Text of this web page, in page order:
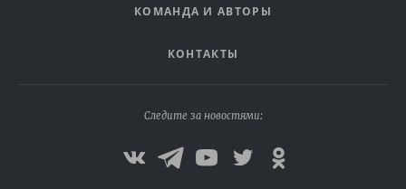
КОМАНДА И АВТОРЫ
КОНТАКТЫ
Следите за новостями: